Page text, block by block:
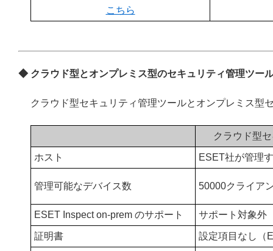
こちら
◆ クラウド型とオンプレミス型のセキュリティ管理ツー
クラウド型セキュリティ管理ツールとオンプレミス型
クラウド型
ホスト ESET社が管理
管理可能なデバイス数 50000クライア
ESET Inspect on-prem のサポート サポート対象外
証明書 設定項目なし（